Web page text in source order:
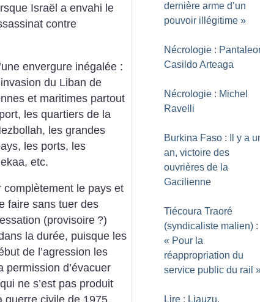
Israël a envahi le
contre
envergure inégalée :
du Liban de
et maritimes partout
les quartiers de la
les grandes
les ports, les
etc.
le pays et
faire sans tuer des
(provisoire ?)
la durée, puisque les
de l’agression les
permission d’évacuer
ne s’est pas produit
dernière arme d’un
pouvoir illégitime »
Nécrologie :
Casildo Arteaga
Nécrologie : Michel
Ravelli
Burkina Faso : Il y a
an, victoire des
ouvrières de la
Gacilienne
Tiécoura Traoré
(syndicaliste malien) :
« Pour la
réappropriation du
service public du rail
Lire : Liauzu,